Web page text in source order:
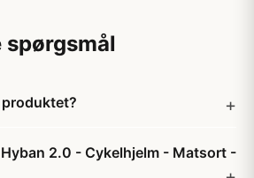
2.0 - Cykelhjelm - Matsort -